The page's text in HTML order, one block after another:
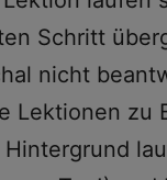
Schritt
nicht
Lektionen zu